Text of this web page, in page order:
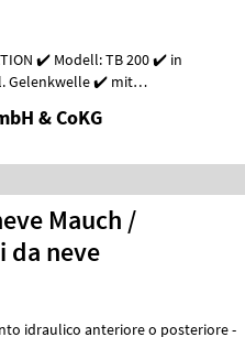
✔️ Modell: TB 200 ✔️ in
✔️ mit
& CoKG
Mauch /
da neve